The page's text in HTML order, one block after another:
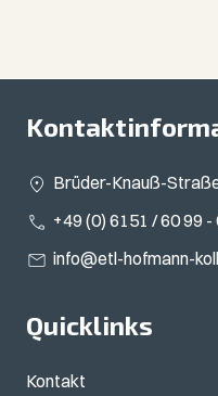
Brüder-Knauß-
+49 (0) 6151 / 60 99 -
info@etl-hofmann-
Quicklinks
Kontakt